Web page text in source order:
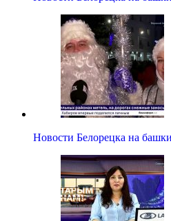
Новости Белорецка на